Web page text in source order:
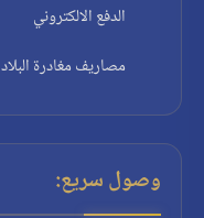
الدفع الالكتروني
مصاريف مغادرة البلاد
وصول سريع: